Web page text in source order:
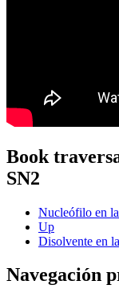
Book
SN2
Nucleófilo en
Up
Disolvente en
Navegación